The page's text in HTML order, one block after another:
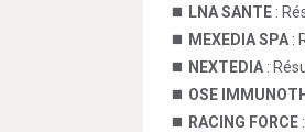
LNA SANTE :
MEXEDIA SPA :
NEXTEDIA :
OSE
RACING FORCE